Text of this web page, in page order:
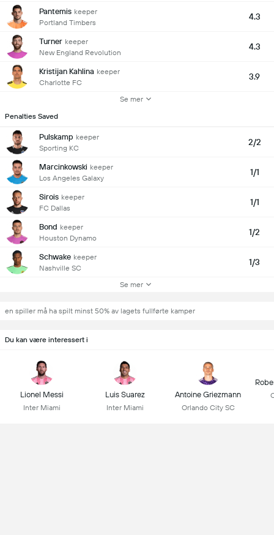
Pantemis keeper
Portland Timbers
4.3
Turner keeper
New England Revolution
4.3
Kristijan Kahlina keeper
Charlotte FC
3.9
Se mer
Penalties Saved
Pulskamp keeper
Sporting KC
2/2
Marcinkowski keeper
Los Angeles Galaxy
1/1
Sirois keeper
FC Dallas
1/1
Bond keeper
Houston Dynamo
1/2
Schwake keeper
Nashville SC
1/3
Se mer
en spiller må ha spilt minst 50% av lagets fullførte kamper
Du kan være interessert i
Lionel Messi
Inter Miami
Luis Suarez
Inter Miami
Antoine Griezmann
Orlando City SC